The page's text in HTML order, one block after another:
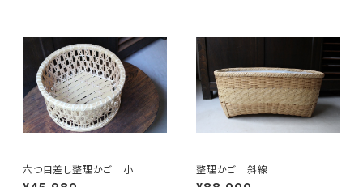
六つ目差し整理かご 小 整理かご 斜線